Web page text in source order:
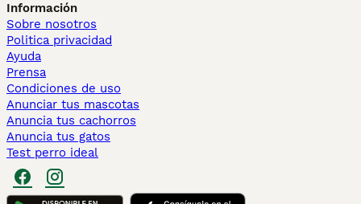
Información
Sobre nosotros
Politica privacidad
Ayuda
Prensa
Condiciones de uso
Anunciar tus mascotas
Anuncia tus cachorros
Anuncia tus gatos
Test perro ideal